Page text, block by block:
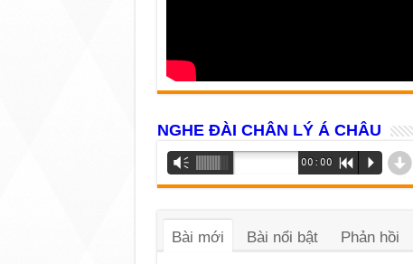
NGHE ĐÀI CHÂN LÝ Á CHÂU
Trình
phát
âm
Vm 00:00 R P d
Bài mới Bài nổi bật Phản hồi